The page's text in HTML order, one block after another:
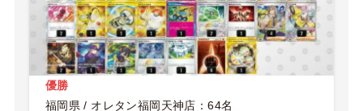
優勝
福岡県 / オレタン福岡天神店：64名